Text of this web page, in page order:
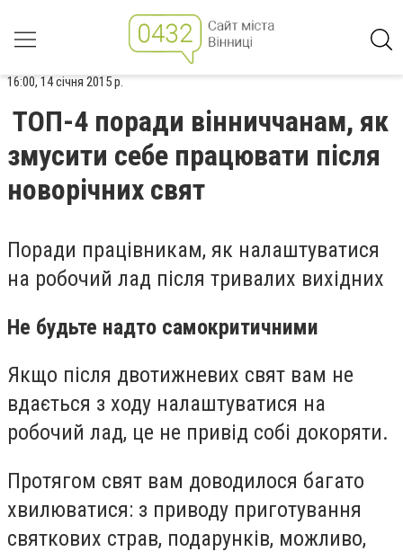
16:00, 14 січня 2015 р.
ТОП-4 поради вінниччанам, як
змусити себе працювати після
новорічних свят
Поради працівникам, як налаштуватися
на робочий лад після тривалих вихідних
Не будьте надто самокритичними
Якщо після двотижневих свят вам не
вдається з ходу налаштуватися на
робочий лад, це не привід собі докоряти.
Протягом свят вам доводилося багато
хвилюватися: з приводу приготування
святкових страв, подарунків, можливо,